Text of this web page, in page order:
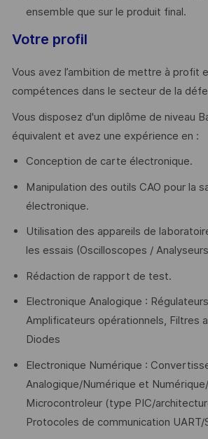
ensemble que sur le produit final.
Votre profil
Vous avez l’ambition de mettre à profit
compétences dans le secteur de la
Vous disposez d'un diplôme de niveau
équivalent et avez une expérience en :
Conception de carte électronique.
Manipulation des outils CAO pour la
électronique.
Utilisation des appareils de
les essais (Oscilloscopes /
Rédaction de rapport de test.
Electronique Analogique :
Amplificateurs opérationnels, Filtres
Diodes
Electronique Numérique :
Analogique/Numérique et
Microcontroleur (type PIC/
Protocoles de communication UART/